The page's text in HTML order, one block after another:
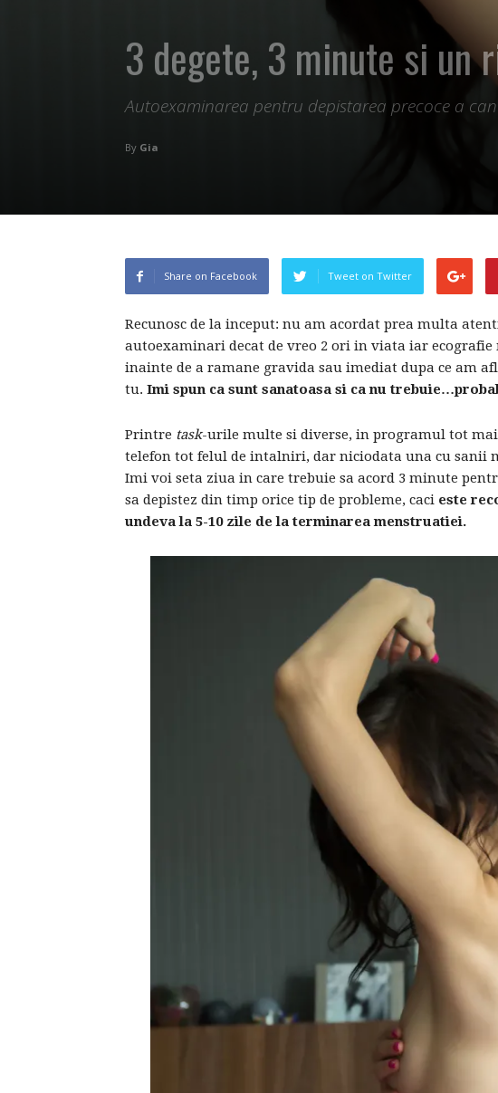
3 degete, 3 minute si un
Autoexaminarea pentru depistarea precoce a
By Gia
Share on Facebook Tweet on Twitter
Recunosc de la inceput: nu am acordat prea multa
autoexaminari decat de vreo 2 ori in viata iar ecografie
inainte de a ramane gravida sau imediat dupa ce am
tu. Imi spun ca sunt sanatoasa si ca nu
Printre task-urile multe si diverse, in programul tot
telefon tot felul de intalniri, dar niciodata una cu sanii
Imi voi seta ziua in care trebuie sa acord 3 minute
sa depistez din timp orice tip de probleme, caci este
undeva la 5-10 zile de la terminarea menstruatiei.